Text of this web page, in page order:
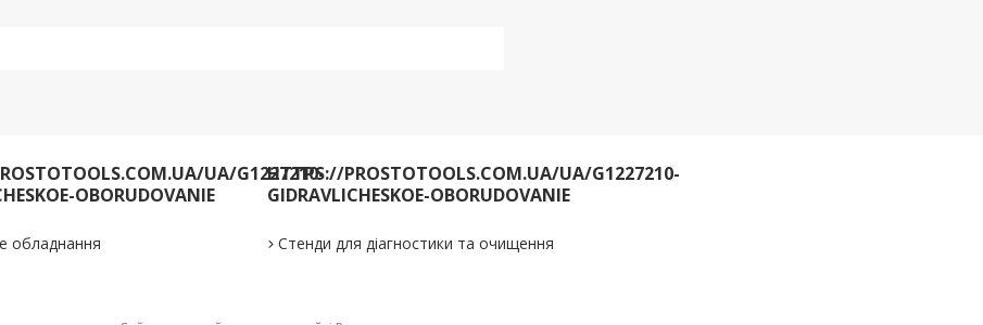
UA/G1227210-
OBORUDOVANIE
обладнання
HTTPS://PROSTOTOOLS.COM.UA/UA/G1227210-
GIDRAVLICHESKOE-OBORUDOVANIE
Стенди для діагностики та очищення